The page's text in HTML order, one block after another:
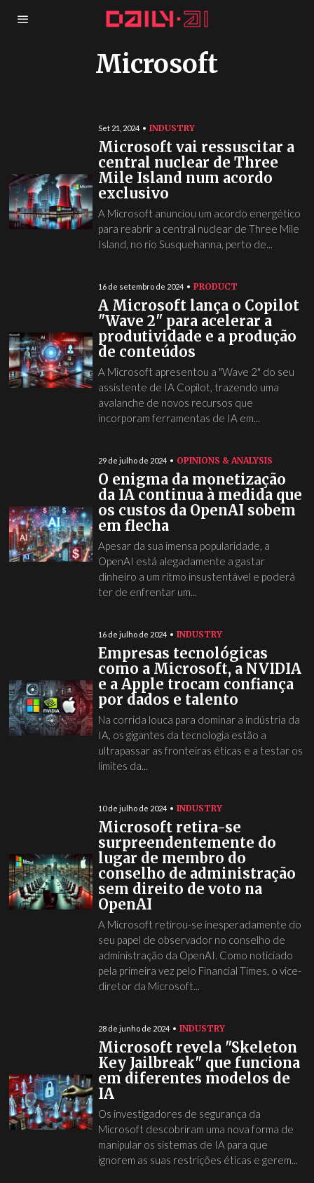
Microsoft
Set 21, 2024 INDUSTRY
Microsoft vai ressuscitar a
central nuclear de Three
Mile Island num acordo
exclusivo
A Microsoft anunciou um acordo energético
para reabrir a central nuclear de Three Mile
Island, no rio Susquehanna, perto de...
16 de setembro de 2024 PRODUCT
A Microsoft lança o Copilot
"Wave 2" para acelerar a
produtividade e a produção
de conteúdos
A Microsoft apresentou a "Wave 2" do seu
assistente de IA Copilot, trazendo uma
avalanche de novos recursos que
incorporam ferramentas de IA em...
29 de julho de 2024 OPINIONS & ANALYSIS
O enigma da monetização
da IA continua à medida que
os custos da OpenAI sobem
em flecha
Apesar da sua imensa popularidade, a
OpenAI está alegadamente a gastar
dinheiro a um ritmo insustentável e poderá
ter de enfrentar um...
16 de julho de 2024 INDUSTRY
Empresas tecnológicas
como a Microsoft, a NVIDIA
e a Apple trocam confiança
por dados e talento
Na corrida louca para dominar a indústria da
IA, os gigantes da tecnologia estão a
ultrapassar as fronteiras éticas e a testar os
limites da...
10 de julho de 2024 INDUSTRY
Microsoft retira-se
surpreendentemente do
lugar de membro do
conselho de administração
sem direito de voto na
OpenAI
A Microsoft retirou-se inesperadamente do
seu papel de observador no conselho de
administração da OpenAI. Como noticiado
pela primeira vez pelo Financial Times, o vice-
diretor da Microsoft...
28 de junho de 2024 INDUSTRY
Microsoft revela "Skeleton
Key Jailbreak" que funciona
em diferentes modelos de
IA
Os investigadores de segurança da
Microsoft descobriram uma nova forma de
manipular os sistemas de IA para que
ignorem as suas restrições éticas e gerem...